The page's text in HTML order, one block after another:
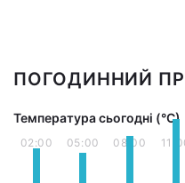
ПОГОДИННИЙ
Температура сьогодні (°С)
02:00 05:00 08:00